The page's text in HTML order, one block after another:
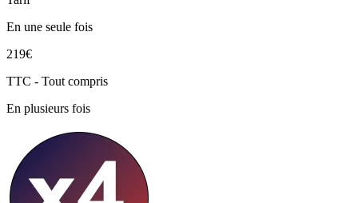
En une seule fois
219€
TTC - Tout compris
En plusieurs fois